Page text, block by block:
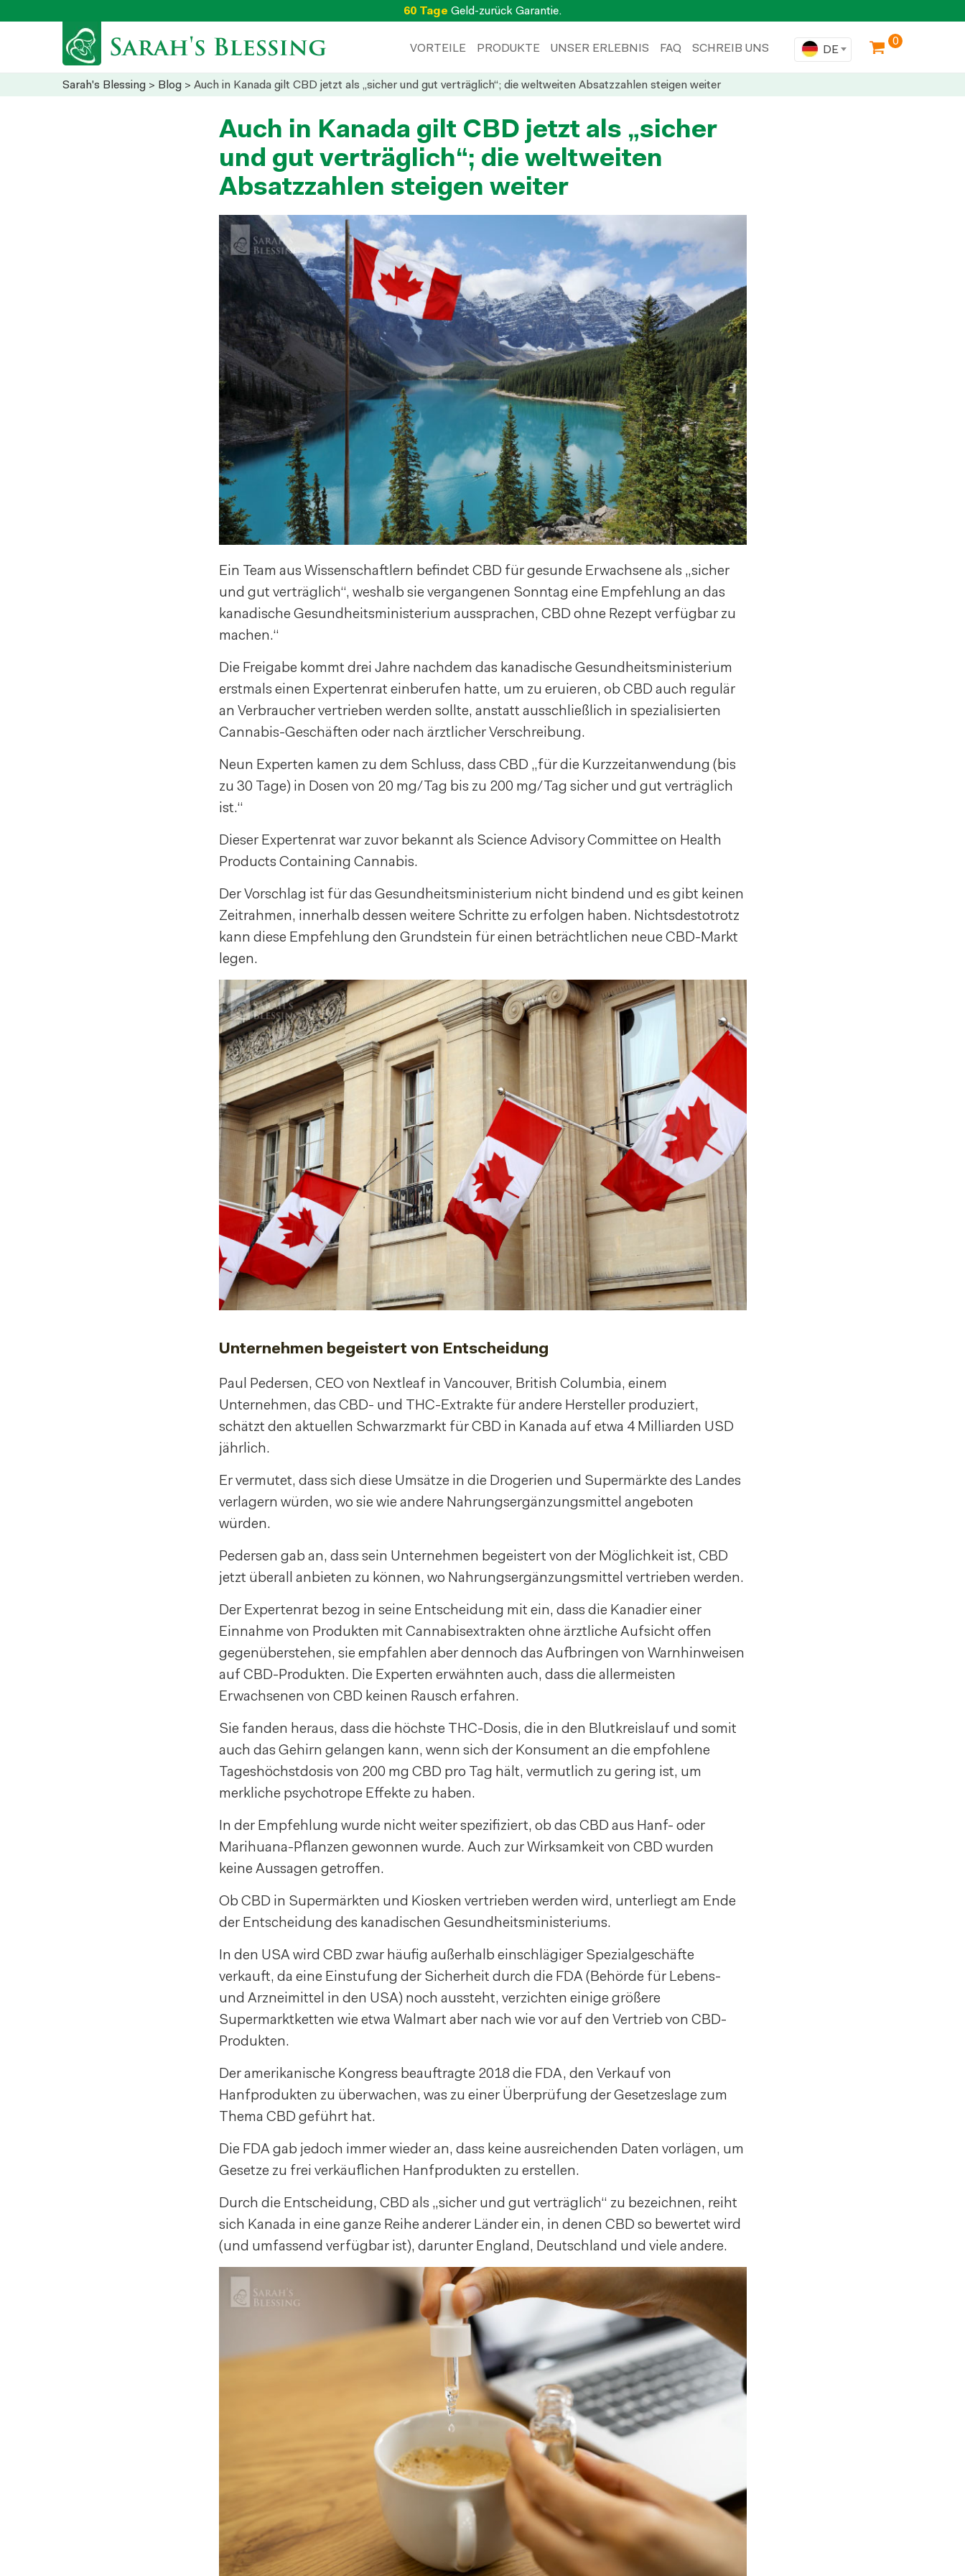
60 Tage Geld-zurück Garantie.
0
DE
VORTEILE PRODUKTE UNSER ERLEBNIS FAQ SCHREIB UNS
Sarah's Blessing > Blog > Auch in Kanada gilt CBD jetzt als „sicher und gut verträglich“; die weltweiten Absatzzahlen steigen weiter
Auch in Kanada gilt CBD jetzt als „sicher
und gut verträglich“; die weltweiten
Absatzzahlen steigen weiter
Ein Team aus Wissenschaftlern befindet CBD für gesunde Erwachsene als „sicher
und gut verträglich“, weshalb sie vergangenen Sonntag eine Empfehlung an das
kanadische Gesundheitsministerium aussprachen, CBD ohne Rezept verfügbar zu
machen.“
Die Freigabe kommt drei Jahre nachdem das kanadische Gesundheitsministerium
erstmals einen Expertenrat einberufen hatte, um zu eruieren, ob CBD auch regulär
an Verbraucher vertrieben werden sollte, anstatt ausschließlich in spezialisierten
Cannabis-Geschäften oder nach ärztlicher Verschreibung.
Neun Experten kamen zu dem Schluss, dass CBD „für die Kurzzeitanwendung (bis
zu 30 Tage) in Dosen von 20 mg/Tag bis zu 200 mg/Tag sicher und gut verträglich
ist.“
Dieser Expertenrat war zuvor bekannt als Science Advisory Committee on Health
Products Containing Cannabis.
Der Vorschlag ist für das Gesundheitsministerium nicht bindend und es gibt keinen
Zeitrahmen, innerhalb dessen weitere Schritte zu erfolgen haben. Nichtsdestotrotz
kann diese Empfehlung den Grundstein für einen beträchtlichen neue CBD-Markt
legen.
Unternehmen begeistert von Entscheidung
Paul Pedersen, CEO von Nextleaf in Vancouver, British Columbia, einem
Unternehmen, das CBD- und THC-Extrakte für andere Hersteller produziert,
schätzt den aktuellen Schwarzmarkt für CBD in Kanada auf etwa 4 Milliarden USD
jährlich.
Er vermutet, dass sich diese Umsätze in die Drogerien und Supermärkte des Landes
verlagern würden, wo sie wie andere Nahrungsergänzungsmittel angeboten
würden.
Pedersen gab an, dass sein Unternehmen begeistert von der Möglichkeit ist, CBD
jetzt überall anbieten zu können, wo Nahrungsergänzungsmittel vertrieben werden.
Der Expertenrat bezog in seine Entscheidung mit ein, dass die Kanadier einer
Einnahme von Produkten mit Cannabisextrakten ohne ärztliche Aufsicht offen
gegenüberstehen, sie empfahlen aber dennoch das Aufbringen von Warnhinweisen
auf CBD-Produkten. Die Experten erwähnten auch, dass die allermeisten
Erwachsenen von CBD keinen Rausch erfahren.
Sie fanden heraus, dass die höchste THC-Dosis, die in den Blutkreislauf und somit
auch das Gehirn gelangen kann, wenn sich der Konsument an die empfohlene
Tageshöchstdosis von 200 mg CBD pro Tag hält, vermutlich zu gering ist, um
merkliche psychotrope Effekte zu haben.
In der Empfehlung wurde nicht weiter spezifiziert, ob das CBD aus Hanf- oder
Marihuana-Pflanzen gewonnen wurde. Auch zur Wirksamkeit von CBD wurden
keine Aussagen getroffen.
Ob CBD in Supermärkten und Kiosken vertrieben werden wird, unterliegt am Ende
der Entscheidung des kanadischen Gesundheitsministeriums.
In den USA wird CBD zwar häufig außerhalb einschlägiger Spezialgeschäfte
verkauft, da eine Einstufung der Sicherheit durch die FDA (Behörde für Lebens-
und Arzneimittel in den USA) noch aussteht, verzichten einige größere
Supermarktketten wie etwa Walmart aber nach wie vor auf den Vertrieb von CBD-
Produkten.
Der amerikanische Kongress beauftragte 2018 die FDA, den Verkauf von
Hanfprodukten zu überwachen, was zu einer Überprüfung der Gesetzeslage zum
Thema CBD geführt hat.
Die FDA gab jedoch immer wieder an, dass keine ausreichenden Daten vorlägen, um
Gesetze zu frei verkäuflichen Hanfprodukten zu erstellen.
Durch die Entscheidung, CBD als „sicher und gut verträglich“ zu bezeichnen, reiht
sich Kanada in eine ganze Reihe anderer Länder ein, in denen CBD so bewertet wird
(und umfassend verfügbar ist), darunter England, Deutschland und viele andere.